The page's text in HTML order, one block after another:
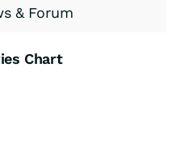
& Forum
Chart